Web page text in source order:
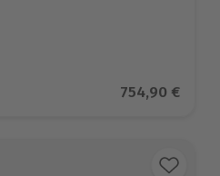
Aktueller
754,90 €